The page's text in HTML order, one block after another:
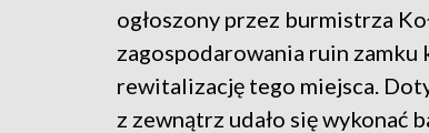
ogłoszony przez burmistrza
zagospodarowania ruin
rewitalizację tego miejsca.
z zewnątrz udało się wykonać